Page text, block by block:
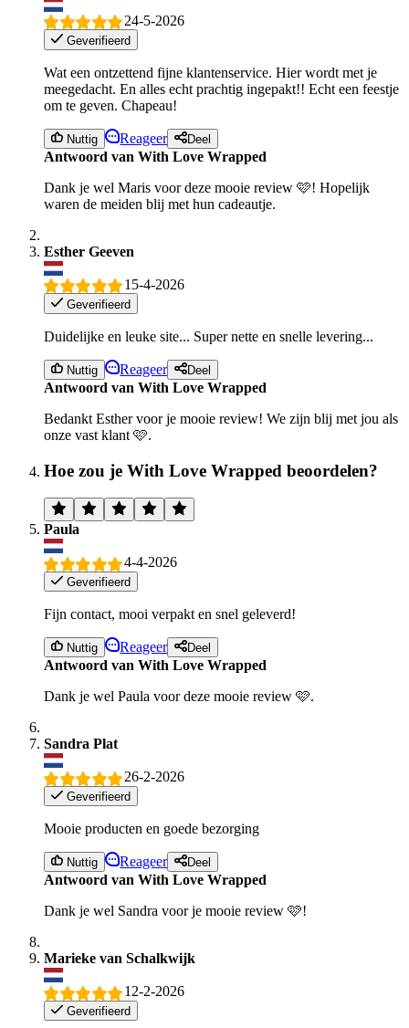
24-5-2026
Geverifieerd
Wat een ontzettend fijne klantenservice. Hier wordt met je
meegedacht. En alles echt prachtig ingepakt!! Echt een feestje
om te geven. Chapeau!
Nuttig Reageer Deel
Antwoord van With Love Wrapped
Dank je wel Maris voor deze mooie review 🩷! Hopelijk
waren de meiden blij met hun cadeautje.
Esther Geeven
15-4-2026
Geverifieerd
Duidelijke en leuke site... Super nette en snelle levering...
Nuttig Reageer Deel
Antwoord van With Love Wrapped
Bedankt Esther voor je mooie review! We zijn blij met jou als
onze vast klant 🩷.
Hoe zou je With Love Wrapped beoordelen?
Paula
4-4-2026
Geverifieerd
Fijn contact, mooi verpakt en snel geleverd!
Nuttig Reageer Deel
Antwoord van With Love Wrapped
Dank je wel Paula voor deze mooie review 🩷.
Sandra Plat
26-2-2026
Geverifieerd
Mooie producten en goede bezorging
Nuttig Reageer Deel
Antwoord van With Love Wrapped
Dank je wel Sandra voor je mooie review 🩷!
Marieke van Schalkwijk
12-2-2026
Geverifieerd